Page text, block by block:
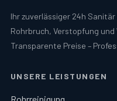
Ihr zuverlässiger 24h
Rohrbruch, Verstopfung und
Transparente Preise –
UNSERE LEISTUNGEN